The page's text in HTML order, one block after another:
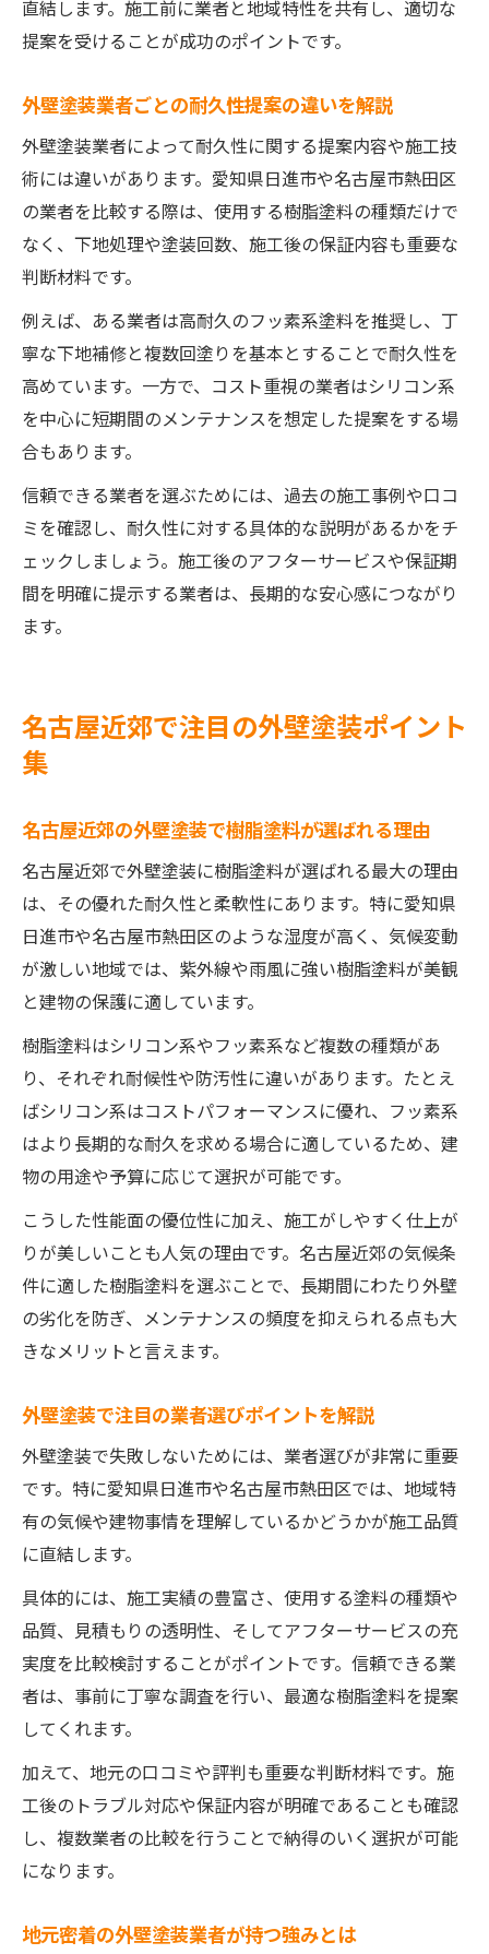
直結します。施工前に業者と地域特性を共有し、適切な
提案を受けることが成功のポイントです。
外壁塗装業者ごとの耐久性提案の違いを解説
外壁塗装業者によって耐久性に関する提案内容や施工技
術には違いがあります。愛知県日進市や名古屋市熱田区
の業者を比較する際は、使用する樹脂塗料の種類だけで
なく、下地処理や塗装回数、施工後の保証内容も重要な
判断材料です。
例えば、ある業者は高耐久のフッ素系塗料を推奨し、丁
寧な下地補修と複数回塗りを基本とすることで耐久性を
高めています。一方で、コスト重視の業者はシリコン系
を中心に短期間のメンテナンスを想定した提案をする場
合もあります。
信頼できる業者を選ぶためには、過去の施工事例や口コ
ミを確認し、耐久性に対する具体的な説明があるかをチ
ェックしましょう。施工後のアフターサービスや保証期
間を明確に提示する業者は、長期的な安心感につながり
ます。
名古屋近郊で注目の外壁塗装ポイント
集
名古屋近郊の外壁塗装で樹脂塗料が選ばれる理由
名古屋近郊で外壁塗装に樹脂塗料が選ばれる最大の理由
は、その優れた耐久性と柔軟性にあります。特に愛知県
日進市や名古屋市熱田区のような湿度が高く、気候変動
が激しい地域では、紫外線や雨風に強い樹脂塗料が美観
と建物の保護に適しています。
樹脂塗料はシリコン系やフッ素系など複数の種類があ
り、それぞれ耐候性や防汚性に違いがあります。たとえ
ばシリコン系はコストパフォーマンスに優れ、フッ素系
はより長期的な耐久を求める場合に適しているため、建
物の用途や予算に応じて選択が可能です。
こうした性能面の優位性に加え、施工がしやすく仕上が
りが美しいことも人気の理由です。名古屋近郊の気候条
件に適した樹脂塗料を選ぶことで、長期間にわたり外壁
の劣化を防ぎ、メンテナンスの頻度を抑えられる点も大
きなメリットと言えます。
外壁塗装で注目の業者選びポイントを解説
外壁塗装で失敗しないためには、業者選びが非常に重要
です。特に愛知県日進市や名古屋市熱田区では、地域特
有の気候や建物事情を理解しているかどうかが施工品質
に直結します。
具体的には、施工実績の豊富さ、使用する塗料の種類や
品質、見積もりの透明性、そしてアフターサービスの充
実度を比較検討することがポイントです。信頼できる業
者は、事前に丁寧な調査を行い、最適な樹脂塗料を提案
してくれます。
加えて、地元の口コミや評判も重要な判断材料です。施
工後のトラブル対応や保証内容が明確であることも確認
し、複数業者の比較を行うことで納得のいく選択が可能
になります。
地元密着の外壁塗装業者が持つ強みとは